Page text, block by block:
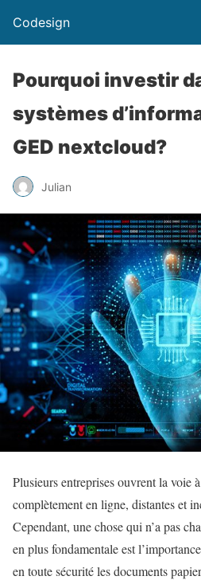
Codesign
Pourquoi investir
systèmes
GED nextcloud?
Julian
Plusieurs entreprises ouvrent la voie
complètement en ligne, distantes et
Cependant, une chose qui n’a pas
en plus fondamentale est
en toute sécurité les documents